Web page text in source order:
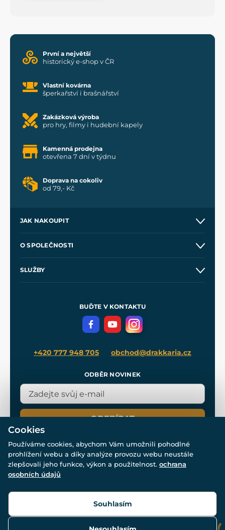
První a největší
historický e-shop v ČR
Vlastní kovárna
šperkařství i brašnářství
Zakázková výroba
pro hry, filmy i hudební kapely
Kamenná prodejna
otevřena 7 dní v týdnu
Doprava na cokoliv
od 79,- Kč
JAK NAKOUPIT
Velkoobchod
O SPOLEČNOSTI
SLUŽBY
Meče pro Kingdom Come
BUĎTE V KONTAKTU
+420 777 948 705 obchod@drakkaria.cz
ODBĚR NOVINEK
ODEBÍRAT
© Všechna práva vyhrazena. www.drakkaria.cz 2007-2026.
Cookies
Používáme cookies, abychom Vám umožnili pohodlné
prohlížení webu a díky analýze provozu webu neustále
zlepšovali jeho funkce, výkon a použitelnost. ochrana
osobních údajů
Souhlasím